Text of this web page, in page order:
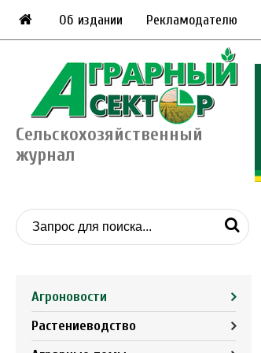
Об издании Рекламодателю
Сельскохозяйственный
журнал
Агроновости
Растениеводство